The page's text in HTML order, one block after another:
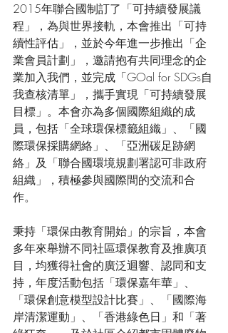
2015年聯合國制訂了「可持續發展議
程」，為與世界接軌，本會推出「可持
續性評估」，並於今年進一步推出「企
業會員計劃」，邀請抱有共同理念的企
業加入我們，並完成「GOal for SDGs自
我查核清單」，攜手實現「可持續發展
目標」。本會亦為多個國際組織的成
員，包括「全球環保標籤組織」、「國
際環保採購網絡」、「亞洲碳足跡網
絡」及「聯合國環境規劃署認可非政府
組織」，積極參與國際間的交流和合
作。
秉持「環保由教育開始」的宗旨，本會
多年來舉辦不同社區環保教育及推廣項
目，均獲得社會的廣泛迴響、認同和支
持，年度活動包括「環保嘉年華」、
「環保創意模型設計比賽」、「國際海
岸清潔運動」、「香港綠色日」和「著